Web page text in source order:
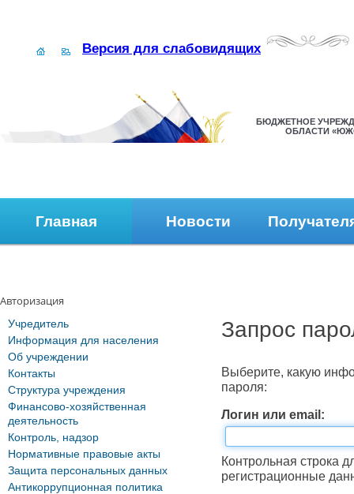
Версия для слабовидящих
БЮДЖЕТНОЕ
ОБЛАСТИ
Главная Новости
Авторизация
Запрос
Выберите, какую
пароля:
Логин или email:
Контрольная строка
регистрационные
Учредитель
Информация для населения
Об учреждении
Контакты
Структура учреждения
Финансово-хозяйственная
деятельность
Контроль, надзор
Нормативные правовые акты
Защита персональных данных
Антикоррупционная политика